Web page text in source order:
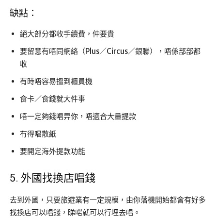
缺點：
絕大部分都收手續費，仲要貴
要留意有唔同網絡（Plus／Circus／銀聯），唔係部部都
收
有時唔容易搵到櫃員機
食卡／食錢就大件事
唔一定夠錢唱畀你，唔適合大量提款
冇得唱散紙
要開定海外提款功能
5. 外國找換店唱錢
去到外國，只要旅遊業有一定規模，由你落機開始都會有好多
找換店可以唱錢，睇啱就可以行埋去唱。